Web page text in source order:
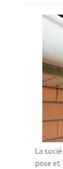
La
pose et